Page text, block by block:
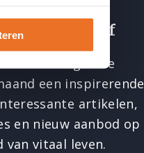
de nieuwsbrief
en ontvang twee
een inspirerende
artikelen,
en nieuw aanbod op
van vitaal leven.